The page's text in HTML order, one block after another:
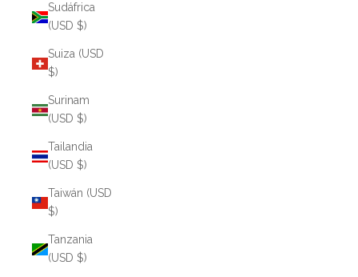
Sudáfrica
(USD $)
Suiza (USD
$)
Surinam
(USD $)
Tailandia
(USD $)
Taiwán (USD
$)
Tanzania
(USD $)